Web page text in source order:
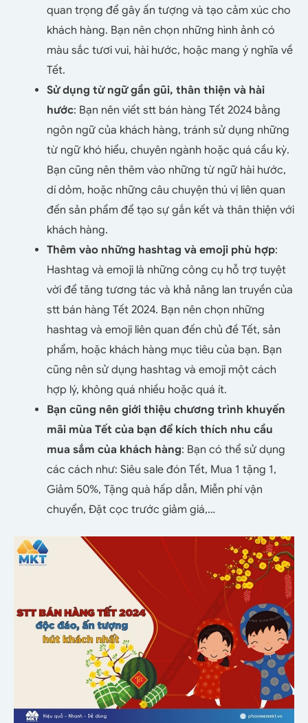
quan trọng để gây ấn tượng và tạo cảm xúc cho
khách hàng. Bạn nên chọn những hình ảnh có
màu sắc tươi vui, hài hước, hoặc mang ý nghĩa về
Tết.
Sử dụng từ ngữ gần gũi, thân thiện và hài
hước: Bạn nên viết stt bán hàng Tết 2024 bằng
ngôn ngữ của khách hàng, tránh sử dụng những
từ ngữ khó hiểu, chuyên ngành hoặc quá cầu kỳ.
Bạn cũng nên thêm vào những từ ngữ hài hước,
dí dỏm, hoặc những câu chuyện thú vị liên quan
đến sản phẩm để tạo sự gắn kết và thân thiện với
khách hàng.
Thêm vào những hashtag và emoji phù hợp:
Hashtag và emoji là những công cụ hỗ trợ tuyệt
vời để tăng tương tác và khả năng lan truyền của
stt bán hàng Tết 2024. Bạn nên chọn những
hashtag và emoji liên quan đến chủ đề Tết, sản
phẩm, hoặc khách hàng mục tiêu của bạn. Bạn
cũng nên sử dụng hashtag và emoji một cách
hợp lý, không quá nhiều hoặc quá ít.
Bạn cũng nên giới thiệu chương trình khuyến
mãi mùa Tết của bạn để kích thích nhu cầu
mua sắm của khách hàng: Bạn có thể sử dụng
các cách như: Siêu sale đón Tết, Mua 1 tặng 1,
Giảm 50%, Tặng quà hấp dẫn, Miễn phí vận
chuyển, Đặt cọc trước giảm giá,…